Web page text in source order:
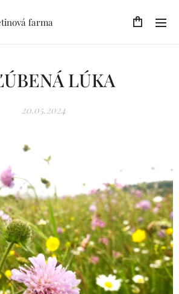
farma
LÚKA
20.05.2024